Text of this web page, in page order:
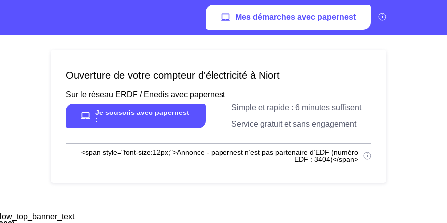
Mes démarches avec papernest
Ouverture de votre compteur d'électricité à Niort
Sur le réseau ERDF / Enedis avec papernest
Je souscris avec papernest
:
Simple et rapide : 6 minutes suffisent
Service gratuit et sans engagement
<span style="font-size:12px;">Annonce - papernest n’est pas partenaire d’EDF (numéro
EDF : 3404)</span>